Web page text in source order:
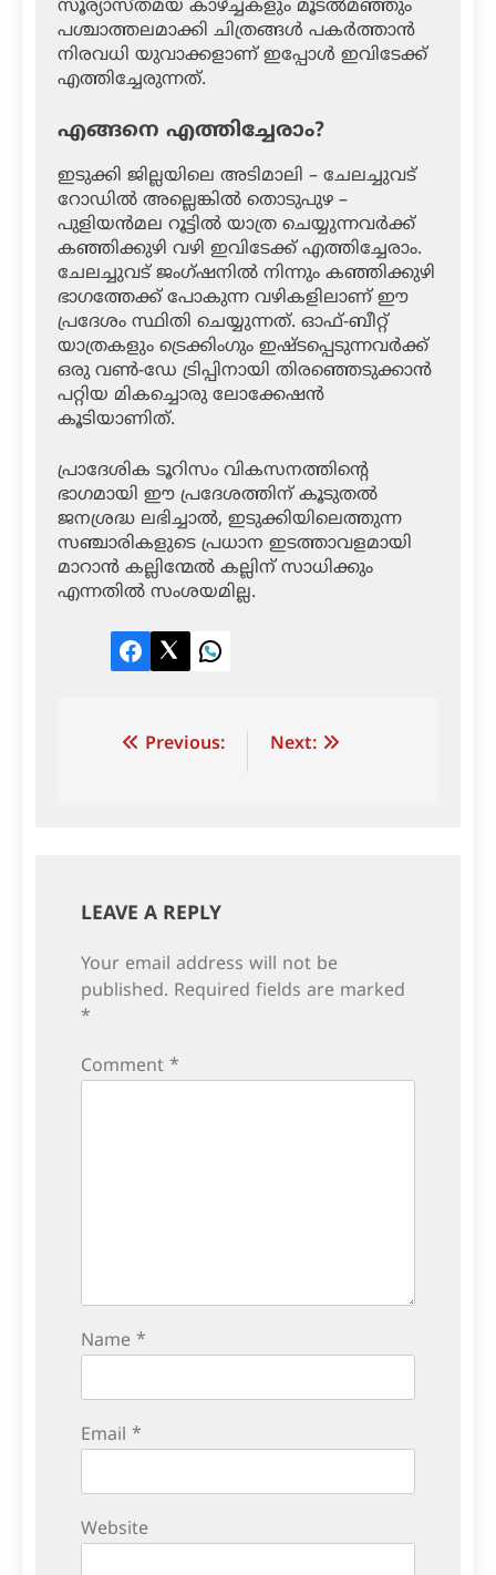
സൂര്യാസ്തമയ കാഴ്ച്ചകളും മൂടൽമഞ്ഞും
പശ്ചാത്തലമാക്കി ചിത്രങ്ങൾ പകർത്താൻ
നിരവധി യുവാക്കളാണ് ഇപ്പോൾ ഇവിടേക്ക്
എത്തിച്ചേരുന്നത്.
എങ്ങനെ എത്തിച്ചേരാം?
ഇടുക്കി ജില്ലയിലെ അടിമാലി – ചേലച്ചുവട്
റോഡിൽ അല്ലെങ്കിൽ തൊടുപുഴ –
പുളിയൻമല റൂട്ടിൽ യാത്ര ചെയ്യുന്നവർക്ക്
കഞ്ഞിക്കുഴി വഴി ഇവിടേക്ക് എത്തിച്ചേരാം.
ചേലച്ചുവട് ജംഗ്ഷനിൽ നിന്നും കഞ്ഞിക്കുഴി
ഭാഗത്തേക്ക് പോകുന്ന വഴികളിലാണ് ഈ
പ്രദേശം സ്ഥിതി ചെയ്യുന്നത്. ഓഫ്-ബീറ്റ്
യാത്രകളും ട്രെക്കിംഗും ഇഷ്ടപ്പെടുന്നവർക്ക്
ഒരു വൺ-ഡേ ട്രിപ്പിനായി തിരഞ്ഞെടുക്കാൻ
പറ്റിയ മികച്ചൊരു ലോക്കേഷൻ
കൂടിയാണിത്.
പ്രാദേശിക ടൂറിസം വികസനത്തിന്റെ
ഭാഗമായി ഈ പ്രദേശത്തിന് കൂടുതൽ
ജനശ്രദ്ധ ലഭിച്ചാൽ, ഇടുക്കിയിലെത്തുന്ന
സഞ്ചാരികളുടെ പ്രധാന ഇടത്താവളമായി
മാറാൻ കല്ലിന്മേൽ കല്ലിന് സാധിക്കും
എന്നതിൽ സംശയമില്ല.
Facebook
TwitterLinkedIn
Post Previous: Next:
LEAVE A REPLY
Your email address will not be
published. Required fields are marked
*
Comment *
Name *
Email *
Website